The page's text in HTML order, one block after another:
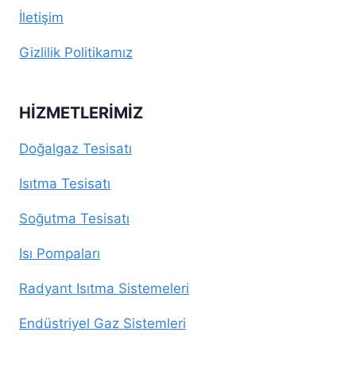
İletişim
Gizlilik Politikamız
HIZMETLERIMIZ
Doğalgaz Tesisatı
Isıtma Tesisatı
Soğutma Tesisatı
Isı Pompaları
Radyant Isıtma Sistemeleri
Endüstriyel Gaz Sistemleri